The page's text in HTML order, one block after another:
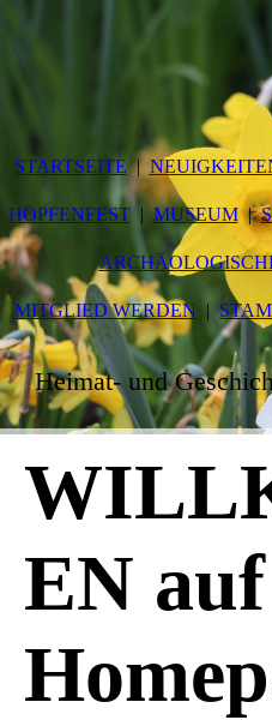
STARTSEITE
HOPFENFEST MUSEUM
MITGLIED WERDEN
Heimat- und
EN